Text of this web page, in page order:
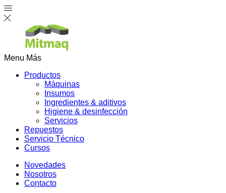
Menu Más
Productos
Máquinas
Insumos
Ingredientes & aditivos
Higiene & desinfección
Servicios
Repuestos
Servicio Técnico
Cursos
Novedades
Nosotros
Contacto